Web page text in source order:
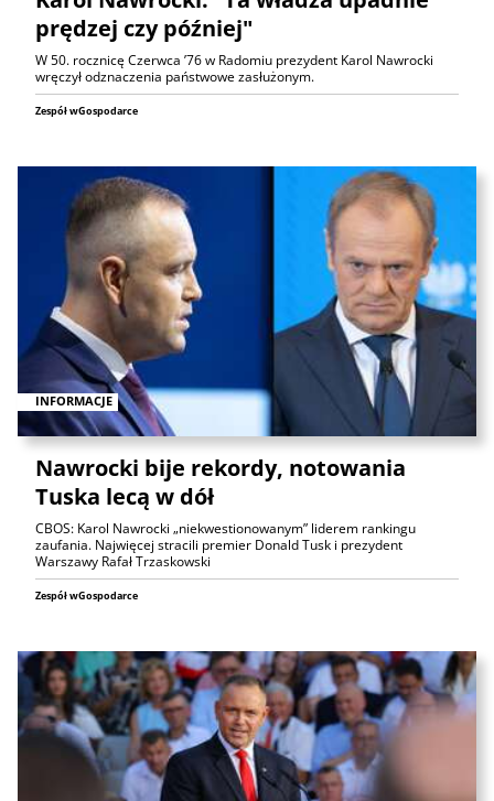
prędzej czy później"
W 50. rocznicę Czerwca ’76 w Radomiu prezydent Karol Nawrocki
wręczył odznaczenia państwowe zasłużonym.
Zespół wGospodarce
INFORMACJE
Nawrocki bije rekordy, notowania
Tuska lecą w dół
CBOS: Karol Nawrocki „niekwestionowanym” liderem rankingu
zaufania. Najwięcej stracili premier Donald Tusk i prezydent
Warszawy Rafał Trzaskowski
Zespół wGospodarce